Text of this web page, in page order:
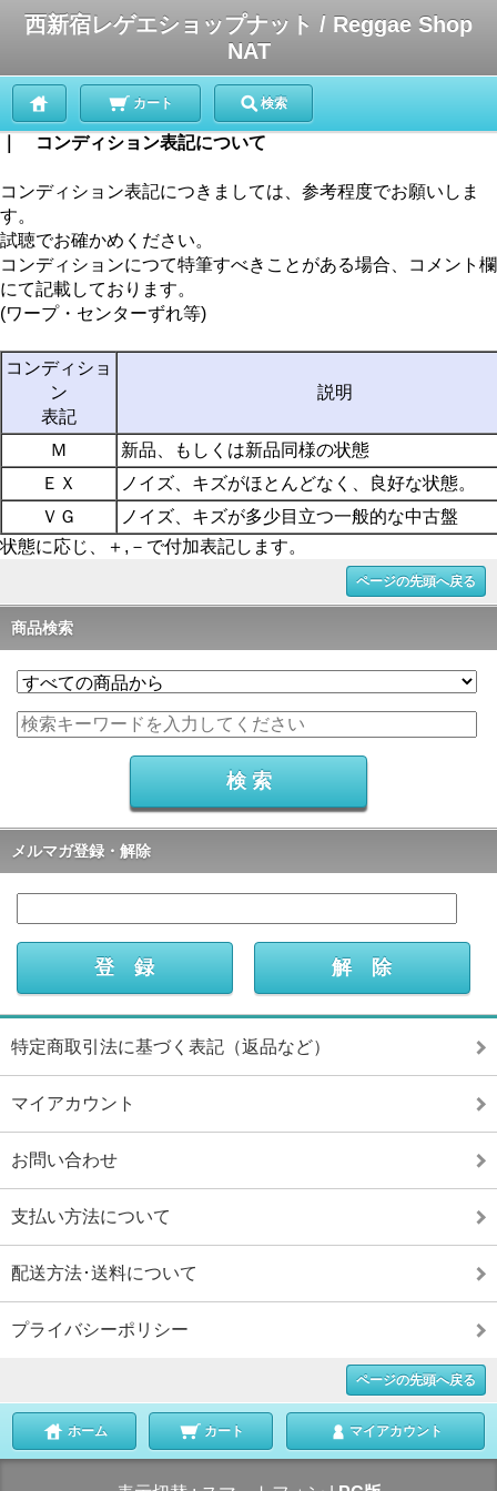
西新宿レゲエショップナット / Reggae Shop
NAT
カート 検索
｜ コンディション表記について
コンディション表記につきましては、参考程度でお願いしま
す。
試聴でお確かめください。
コンディションにつて特筆すべきことがある場合、コメント欄
にて記載しております。
(ワープ・センターずれ等)
コンディショ
ン
表記
説明
Ｍ
新品、もしくは新品同様の状態
ＥＸ
ノイズ、キズがほとんどなく、良好な状態。
ＶＧ
ノイズ、キズが多少目立つ一般的な中古盤
状態に応じ、＋,－で付加表記します。
ページの先頭へ戻る
商品検索
メルマガ登録・解除
特定商取引法に基づく表記（返品など）
マイアカウント
お問い合わせ
支払い方法について
配送方法･送料について
プライバシーポリシー
ページの先頭へ戻る
ホーム カート マイアカウント